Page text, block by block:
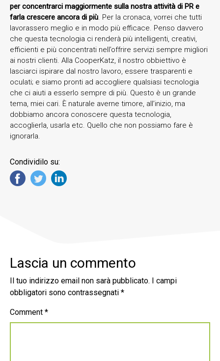
per concentrarci maggiormente sulla nostra attività di PR e
farla crescere ancora di più. Per la cronaca, vorrei che tutti
lavorassero meglio e in modo più efficace. Penso davvero
che questa tecnologia ci renderà più intelligenti, creativi,
efficienti e più concentrati nell’offrire servizi sempre migliori
ai nostri clienti. Alla CooperKatz, il nostro obbiettivo è
lasciarci ispirare dal nostro lavoro, essere trasparenti e
oculati; e siamo pronti ad accogliere qualsiasi tecnologia
che ci aiuti a esserlo sempre di più. Questo è un grande
tema, miei cari. È naturale averne timore, all’inizio, ma
dobbiamo ancora conoscere questa tecnologia,
accoglierla, usarla etc. Quello che non possiamo fare è
ignorarla.
Condividilo su:
Lascia un commento
Il tuo indirizzo email non sarà pubblicato.
I campi
obbligatori sono contrassegnati *
Comment *